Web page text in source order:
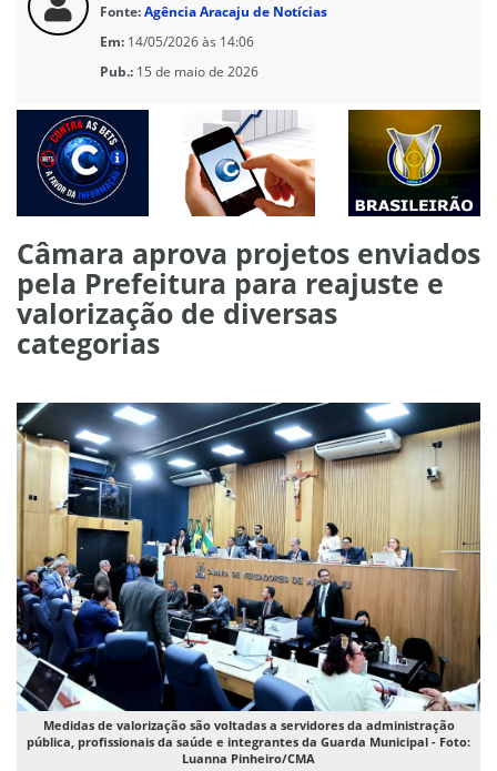
Fonte:Agência Aracaju de Notícias
Em: 14/05/2026 às 14:06
Pub.: 15 de maio de 2026
Câmara aprova projetos enviados
pela Prefeitura para reajuste e
valorização de diversas
categorias
Medidas de valorização são voltadas a servidores da administração
pública, profissionais da saúde e integrantes da Guarda Municipal - Foto:
Luanna Pinheiro/CMA